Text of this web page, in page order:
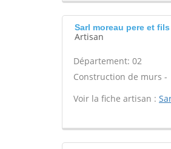
Sarl moreau pere et
Artisan
Département: 02
Construction de murs -
Voir la fiche artisan :